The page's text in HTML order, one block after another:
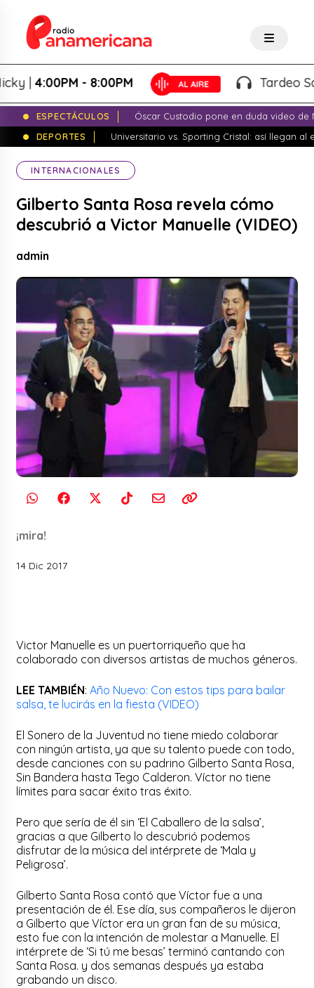
|4:00PM - 8:00PM Tardeo
ESPECTÁCULOS
Óscar Custodio pone en duda video de
DEPORTES
Universitario vs. Sporting Cristal: así llegan al
INTERNACIONALES
Gilberto Santa Rosa revela cómo
descubrió a Victor Manuelle (VIDEO)
admin
¡mira!
14 Dic 2017
Victor Manuelle es un puertorriqueño que ha
colaborado con diversos artistas de muchos géneros.
LEE TAMBIÉN:Año Nuevo: Con estos tips para bailar
salsa, te lucirás en la fiesta (VIDEO)
El Sonero de la Juventud no tiene miedo colaborar
con ningún artista, ya que su talento puede con todo,
desde canciones con su padrino Gilberto Santa Rosa,
Sin Bandera hasta Tego Calderon. Víctor no tiene
límites para sacar éxito tras éxito.
Pero que sería de él sin ‘El Caballero de la salsa’,
gracias a que Gilberto lo descubrió podemos
disfrutar de la música del intérprete de ‘Mala y
Peligrosa’.
Gilberto Santa Rosa contó que Víctor fue a una
presentación de él. Ese día, sus compañeros le dijeron
a Gilberto que Víctor era un gran fan de su música,
esto fue con la intención de molestar a Manuelle. El
intérprete de ‘Si tú me besas’ terminó cantando con
Santa Rosa. y dos semanas después ya estaba
grabando un disco.